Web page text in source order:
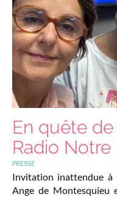
En quête
Radio Notre
PRESSE
Invitation inattendue à
Ange de Montesquieu